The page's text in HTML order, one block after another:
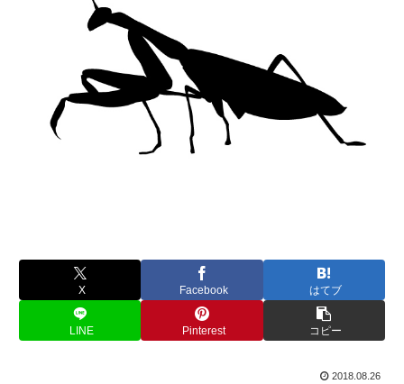
X Facebook はてブ
LINE Pinterest コピー
2018.08.26